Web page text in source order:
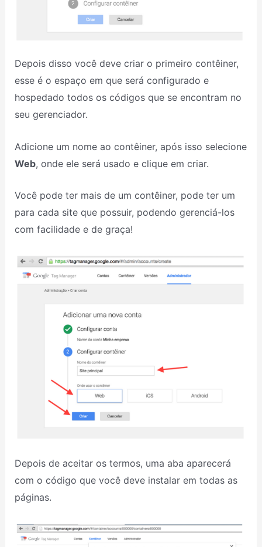
Depois disso você deve criar o primeiro contêiner,
esse é o espaço em que será configurado e
hospedado todos os códigos que se encontram no
seu gerenciador.
Adicione um nome ao contêiner, após isso selecione
Web, onde ele será usado e clique em criar.
Você pode ter mais de um contêiner, pode ter um
para cada site que possuir, podendo gerenciá-los
com facilidade e de graça!
Depois de aceitar os termos, uma aba aparecerá
com o código que você deve instalar em todas as
páginas.